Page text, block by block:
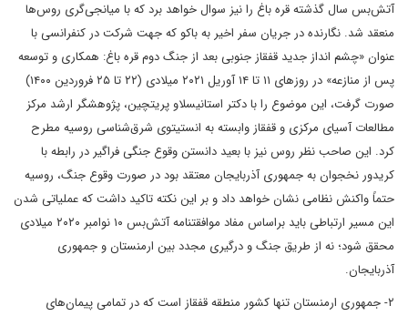
‌‌آتش‌بس سال گذشته قره باغ را نیز سوال خواهد برد که با میانجی‌گری روس‌ها
منعقد شد. نگارنده در جریان سفر اخیر به باکو که جهت شرکت در کنفرانسی با
عنوان «چشم انداز جدید قفقاز جنوبی بعد از جنگ دوم قره باغ: همکاری و توسعه
پس از منازعه» در روزهای ۱۱ تا ۱۴ آوریل ۲۰۲۱ میلادی (۲۲ تا ۲۵ فروردین ۱۴۰۰)
صورت گرفت، این موضوع را با دکتر استانیسلاو پریتچین، پژوهشگر ارشد مرکز
مطالعات آسیای مرکزی و قفقاز وابسته به انستیتوی شرق‌شناسی روسیه مطرح
کرد. این صاحب نظر روس نیز با بعید دانستن وقوع جنگی فراگیر در رابطه با
کریدور نخجوان به جمهوری آذربایجان معتقد بود در صورت وقوع جنگ، روسیه
حتماً واکنش نظامی نشان خواهد داد و بر این نکته تاکید داشت که عملیاتی شدن
این‌‌ مسیر ارتباطی باید براساس مفاد موافقتنامه ‌‌آتش‌بس ۱۰ نوامبر ۲۰۲۰ میلادی
محقق شود؛ نه از طریق جنگ و درگیری مجدد بین ارمنستان و جمهوری
آذربایجان.
۲- جمهوری ارمنستان تنها کشور منطقه قفقاز است که در تمامی پیمان‌های